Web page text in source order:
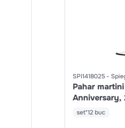
SPI1418025
Pahar
Anniversary,
set*12 buc